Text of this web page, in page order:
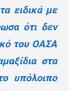
ειδικά με
ότι δεν
του ΟΑΣΑ
στα
υπόλοιπο